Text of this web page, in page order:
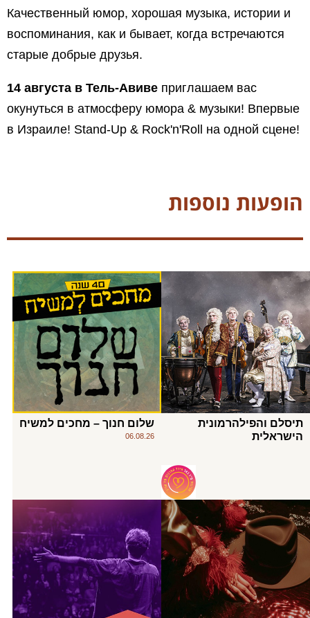
Качественный юмор, хорошая музыка, истории и
воспоминания, как и бывает, когда встречаются
старые добрые друзья.
14 августа в Тель-Авиве приглашаем вас
окунуться в атмосферу юмора & музыки! Впервые
в Израиле! Stand-Up & Rock'n'Roll на одной сцене!
הופעות נוספות
תיסלם והפילהרמונית
הישראלית
שלום חנוך – מחכים למשיח
06.08.26